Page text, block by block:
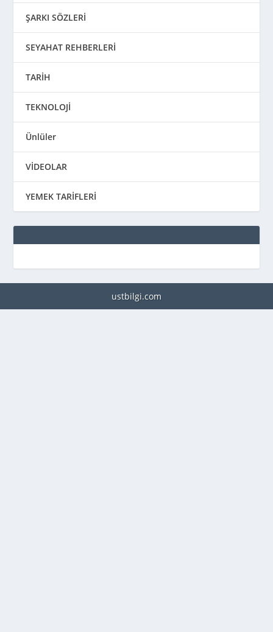
ŞARKI SÖZLERİ
SEYAHAT REHBERLERİ
TARİH
TEKNOLOJİ
Ünlüler
VİDEOLAR
YEMEK TARİFLERİ
ustbilgi.com